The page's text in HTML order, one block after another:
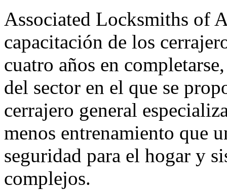
Associated Locksmiths of
capacitación de los
cuatro años en
del sector en el que se
cerrajero general
menos entrenamiento que
seguridad para el hogar y
complejos.